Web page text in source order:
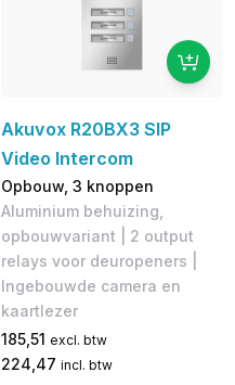
Akuvox R20BX3 SIP
Video Intercom
Opbouw, 3 knoppen
Aluminium behuizing,
opbouwvariant | 2 output
relays voor deuropeners |
Ingebouwde camera en
kaartlezer
185,51 excl. btw
224,47 incl. btw